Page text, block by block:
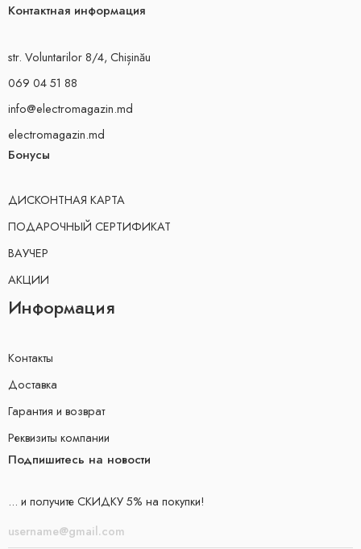
Контактная информация
str. Voluntarilor 8/4, Chișinău
069 04 51 88
info@electromagazin.md
electromagazin.md
Бонусы
ДИСКОНТНАЯ КАРТА
ПОДАРОЧНЫЙ СЕРТИФИКАТ
ВАУЧЕР
АКЦИИ
Информация
Контакты
Доставка
Гарантия и возврат
Реквизиты компании
Подпишитесь на новости
... и получите СКИДКУ 5% на покупки!